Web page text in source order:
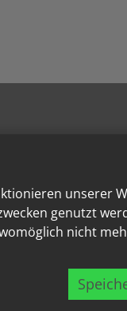
unserer
genutzt
nicht